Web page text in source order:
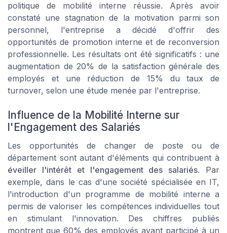
politique de mobilité interne réussie. Après avoir
constaté une stagnation de la motivation parmi son
personnel, l'entreprise a décidé d'offrir des
opportunités de promotion interne et de reconversion
professionnelle. Les résultats ont été significatifs : une
augmentation de 20% de la satisfaction générale des
employés et une réduction de 15% du taux de
turnover, selon une étude menée par l'entreprise.
Influence de la Mobilité Interne sur
l'Engagement des Salariés
Les opportunités de changer de poste ou de
département sont autant d'éléments qui contribuent à
éveiller l'intérêt et l'engagement des salariés. Par
exemple, dans le cas d'une société spécialisée en IT,
l'introduction d'un programme de mobilité interne a
permis de valoriser les compétences individuelles tout
en stimulant l'innovation. Des chiffres publiés
montrent que 60% des employés ayant participé à un